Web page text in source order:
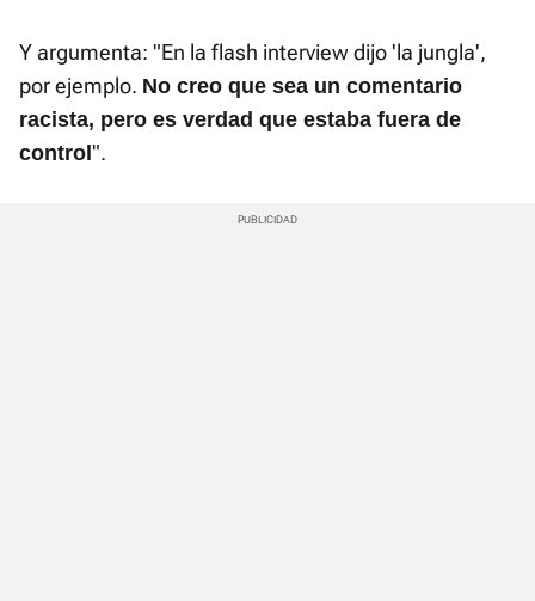
Y argumenta: "En la flash interview dijo 'la jungla',
por ejemplo. No creo que sea un comentario
racista, pero es verdad que estaba fuera de
control ".